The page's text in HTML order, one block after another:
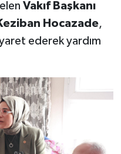
Vakıf Başkanı
Hocazade,
ederek yardım